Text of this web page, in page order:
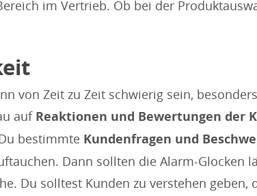
im Vertrieb. Ob bei der
von Zeit zu Zeit schwierig sein,
aufReaktionen und Bewertungen der
bestimmte Kundenfragen und
Dann sollten die Alarm-Glocken
Du solltest Kunden zu verstehen geben,